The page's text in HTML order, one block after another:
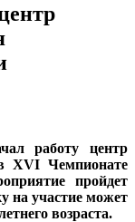
работу центр
XVI Чемпионате
пройдет
на участие может
возраста.